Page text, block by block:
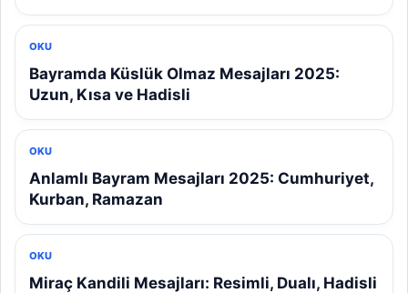
OKU
Bayramda Küslük Olmaz Mesajları 2025:
Uzun, Kısa ve Hadisli
OKU
Anlamlı Bayram Mesajları 2025: Cumhuriyet,
Kurban, Ramazan
OKU
Miraç Kandili Mesajları: Resimli, Dualı, Hadisli